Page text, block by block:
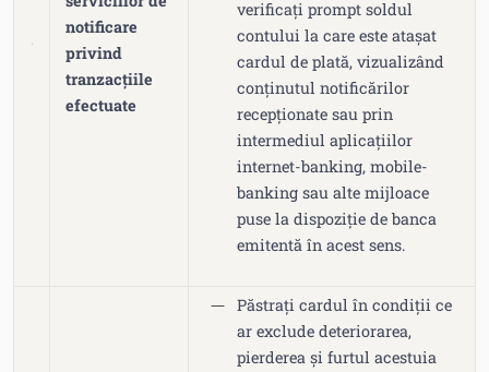
notificare
privind
tranzacțiile
efectuate
verificați prompt soldul
contului la care este atașat
cardul de plată, vizualizând
conținutul notificărilor
recepționate sau prin
intermediul aplicațiilor
internet-banking, mobile-
banking sau alte mijloace
puse la dispoziție de banca
emitentă în acest sens.
Păstrați cardul în condiții ce
ar exclude deteriorarea,
pierderea şi furtul acestuia